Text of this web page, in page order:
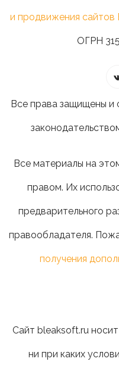
и продвижения сайтов
ОГРН
Все права защищены и
Все материалы на
правом. Их
предварительного
правообладателя.
получения
Сайт bleaksoft.ru
ни при каких